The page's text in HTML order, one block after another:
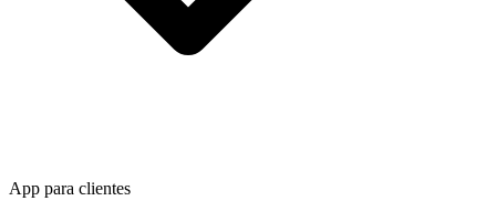
App para clientes